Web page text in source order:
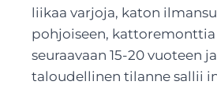
liikaa varjoja, katon
pohjoiseen, kattoremonttia
seuraavaan 15-20 vuoteen
taloudellinen tilanne sallii